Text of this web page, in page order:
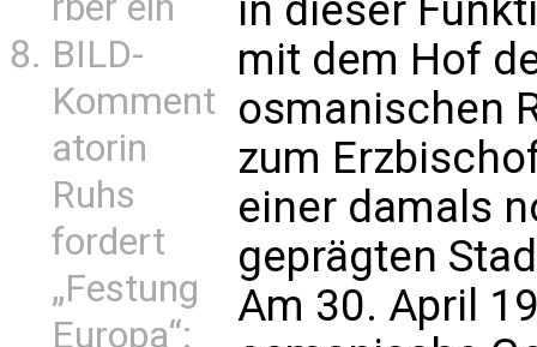
BILD-
Komment
atorin
Ruhs
fordert
„Festung
Europa“:
mit dem Hof
osmanischen
zum
einer damals
geprägten
Am 30. April